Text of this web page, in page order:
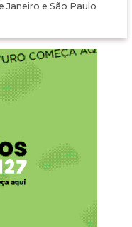
Janeiro e São Paulo